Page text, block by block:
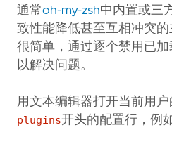
通常oh-my-zsh中内置或三
致性能降低甚至互相冲突
很简单，通过逐个禁用已加
以解决问题。
用文本编辑器打开当前用户
plugins开头的配置行，例